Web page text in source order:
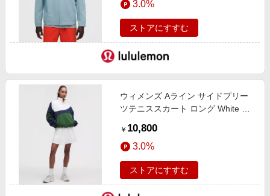
3.0%
ストアにすすむ
ウィメンズ Aライン サイドプリー
ツテニススカート ロング White サ
￥ 10,800
3.0%
ストアにすすむ